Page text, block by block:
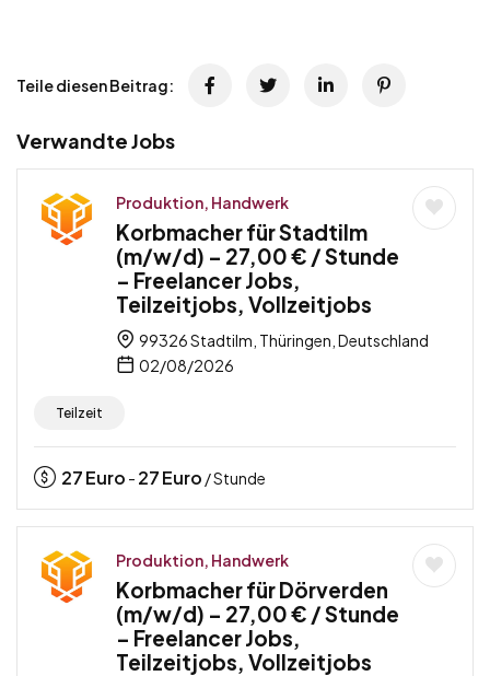
Teile diesen Beitrag:
Verwandte Jobs
Produktion, Handwerk
Korbmacher für Stadtilm
(m/w/d) – 27,00 € / Stunde
– Freelancer Jobs,
Teilzeitjobs, Vollzeitjobs
99326 Stadtilm, Thüringen, Deutschland
02/08/2026
Teilzeit
27Euro - 27Euro / Stunde
Produktion, Handwerk
Korbmacher für Dörverden
(m/w/d) – 27,00 € / Stunde
– Freelancer Jobs,
Teilzeitjobs, Vollzeitjobs